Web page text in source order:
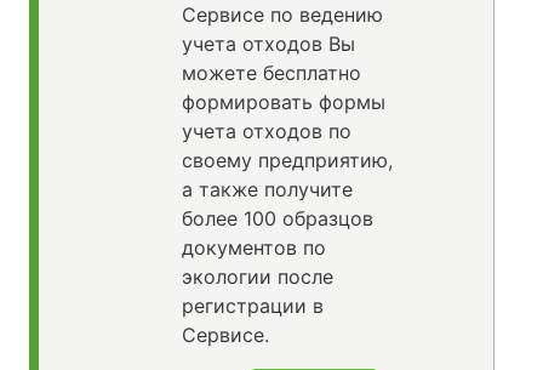
Сервисе по ведению
учета отходов Вы
можете бесплатно
формировать формы
учета отходов по
своему предприятию,
а также получите
более 100 образцов
документов по
экологии после
регистрации в
Сервисе.